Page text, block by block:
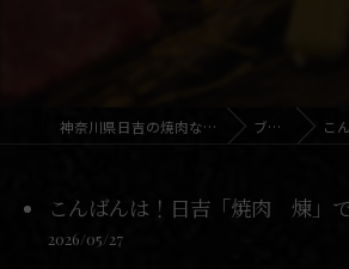
神奈川県日吉の焼肉なら焼肉 煉 ブログ こん
こんばんは！日吉「焼肉 煉」
2026/05/27